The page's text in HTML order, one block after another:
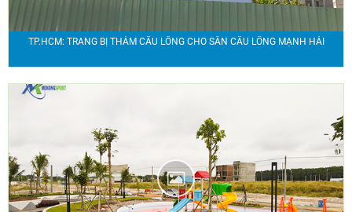
TP.HCM: TRANG BỊ THẢM CẦU LÔNG CHO SÂN CẦU LÔNG MẠNH HẢI